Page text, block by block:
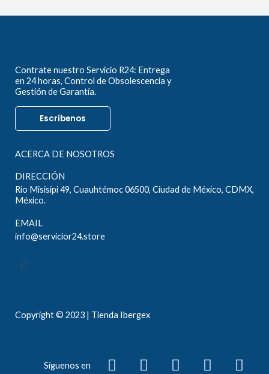
Contrate nuestro Servicio R24: Entrega
en 24 horas, Control de Obsolescencia y
Gestión de Garantía.
Escríbenos
ACERCA DE NOSOTROS
DIRECCIÓN
Rio Misisipi 49, Cuauhtémoc 06500, Ciudad de México, CDMX,
México.
EMAIL
info@servicior24.store
Menú
Copyright © 2023 | Tienda Ibergex
Síguenos en
L
Y
F
I
W